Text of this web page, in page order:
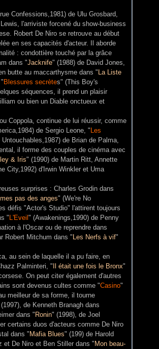
Confessions,1981) de Ulu Grosbard,
l'arriviste forcené du show-business
Robert De Niro se retrouve au début
en ses capacités d'acteur. Il aborde
: condottière touché par la grâce
dans "Jacknife" (1988) de David Jones,
butte au maccarthysme dans "La Liste
Blessures secrètes" (This Boy's
séquences, il prend un plaisir
ou bien un Diable onctueux et
Coppola, continue de lui réussir, comme
de Sergio Leone, "Les
Untouchables,1987) de Brian de Palma,
il forme des couples de cinéma avec
& Iris" (1990) de Martin Ritt, Annette
City,1992) d'Irwin Winkler et Uma
surprises : Charles Grodin dans
pas des anges" (We're No
défis "Actor's Studio" l'attirent toujours
" L'Eveil " (Awakenings,1990) de Penny
à l'Oscar ou de reprendre dans
Robert Mitchum dans "Les Nerfs à vif"
au sein de laquelle il a pu faire, en
Palminteri, " Il était une fois le Bronx"
On peut citer également d'autres
sont devenus cultes comme "Casino"
meilleur de sa forme, il tourne
de Kenneth Branagh dans
dans " Ronin" (1998), de Joel
certains duos d'acteurs comme De Niro
dans " Mafia Blues" (199) de Harold
et De Niro et Ben Stiller dans " Mon beau-